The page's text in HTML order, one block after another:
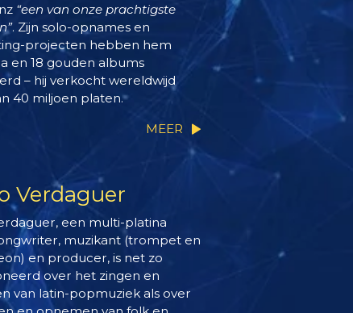
“een van onze prachtigste
. Zijn solo-opnames en
projecten hebben hem
en 18 gouden albums
– hij verkocht wereldwijd
40 miljoen platen.
MEER
Verdaguer
een multi-platina
muzikant (trompet en
en producer, is net zo
over het zingen en
van latin-popmuziek als over